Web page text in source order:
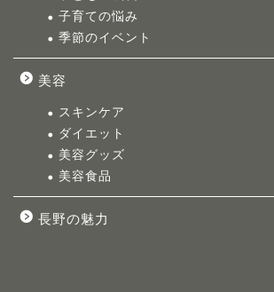
子育ての悩み
季節のイベント
美容
スキンケア
ダイエット
美容グッズ
美容食品
長野の魅力